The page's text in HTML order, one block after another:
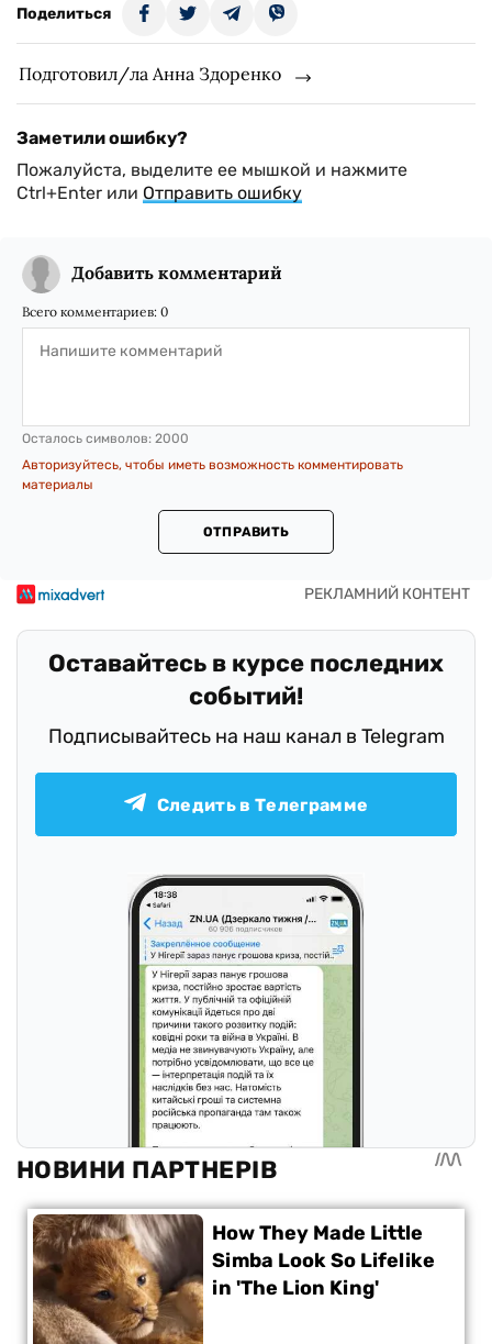
Поделиться
Подготовил/ла Анна Здоренко
Заметили ошибку?
Пожалуйста, выделите ее мышкой и нажмите
Ctrl+Enter или Отправить ошибку
Добавить комментарий
Всего комментариев: 0
Осталось символов: 2000
Авторизуйтесь, чтобы иметь возможность комментировать
материалы
ОТПРАВИТЬ
Оставайтесь в курсе последних
событий!
Подписывайтесь на наш канал в Telegram
Следить в Телеграмме